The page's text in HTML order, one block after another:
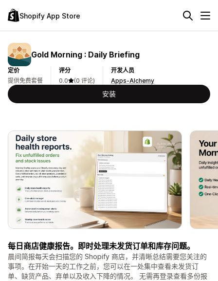
Shopify App Store
Gold Morning : Daily Briefing
定价
提供免费套餐
评分
0.0
(0 评论)
开发人员
Apps-Alchemy
安装
每日商店健康报告。即时处理未发货订单和库存问题。
晨间简报每天会扫描您的 Shopify 商店，并清晰总结需要您关注的
事项。在开始一天的工作之前，您可以在一处集中查看未发货订
单、缺货产品、弃单以及收入下降的情况。 无需再登录查看多份报